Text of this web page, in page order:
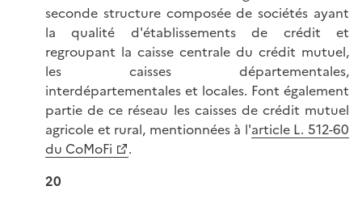
seconde structure composée de sociétés ayant
la qualité d'établissements de crédit et
regroupant la caisse centrale du crédit mutuel,
les caisses départementales,
interdépartementales et locales. Font également
partie de ce réseau les caisses de crédit mutuel
agricole et rural, mentionnées à l'article L. 512-60
du CoMoFi
.
20